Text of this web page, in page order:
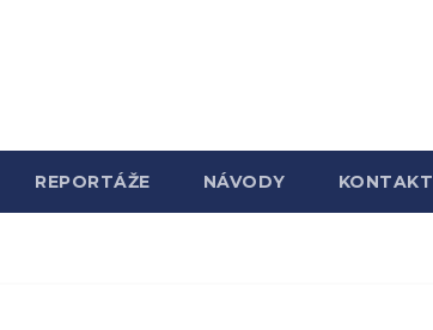
REPORTÁŽE NÁVODY KONTAKT